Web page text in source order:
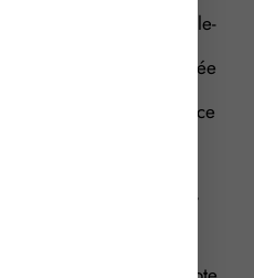
nécessaire et que celle-
la note de
avec celle mentionnée
Atout France doit
l’exploitant concernant ce
Atout France
de classement,
sur la base d’un